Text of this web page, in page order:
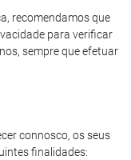
recomendamos que
para verificar
sempre que efetuar
connosco, os seus
finalidades: